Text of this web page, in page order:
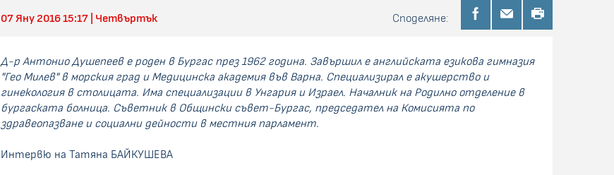
07 Яну 2016 15:17 | Четвъртък Споделяне:
Д-р Антонио Душепеев е роден в Бургас през 1962 година. Завършил е английската езикова гимназия
"Гео Милев" в морския град и Медицинска академия във Варна. Специализирал е акушерство и
гинекология в столицата. Има специализации в Унгария и Израел. Началник на Родилно отделение в
бургаската болница. Съветник в Общински съвет-Бургас, председател на Комисията по
здравеопазване и социални дейности в местния парламент.
Интервю на Татяна БАЙКУШЕВА